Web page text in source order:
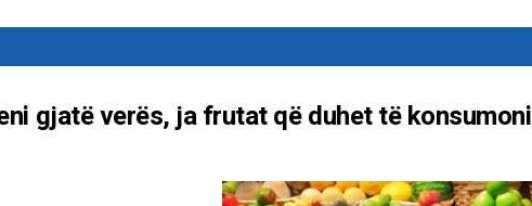
gjatë verës, ja frutat që duhet të konsumoni